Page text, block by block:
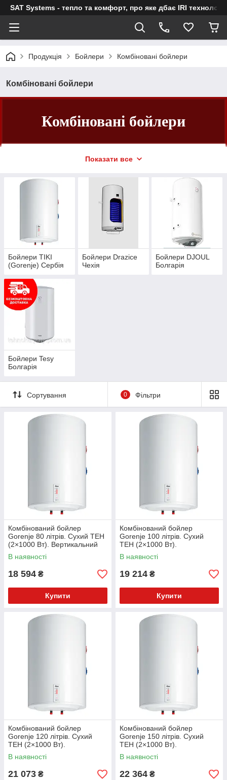
SAT Systems - тепло та комфорт, про яке дбає IRI технологія
Продукція Бойлери Комбіновані бойлери
Комбіновані бойлери
Комбіновані бойлери
Такі моделі необхідні, коли є кілька джерел тепла:
Комбінований бойлер заощаджує електроенергію,
використовуючи тепло від опалювального котла,
якщо его недостатньо, то він може працювати від
електричного ТЕНа. Його обирають за
універсальність і зменшення витрат на гарячу воду.
безкоштовна консультація інженера
Через кошик, за телефоном або
Оплата
Готівка (при отримані товару),
Оплата частинами, ПРОМ-оплата,
на рахунок ФОП, Кредит
Доставка
Нова пошта, кур'єром, самовивіз
Детальніше
А ПОСИЛАННЯМ.
Показати все
Бойлери TIKI
(Gorenje) Сербія
Бойлери Drazice
Чехія
Бойлери DJOUL
Болгарія
Бойлери Tesy
Болгарія
Сортування 0 Фільтри
Комбінований бойлер
Gorenje 80 літрів. Сухий ТЕН
(2×1000 Вт). Вертикальний
монтаж. GBK 80E5 Econ MC
L,R
В наявності
18 594 ₴
Купити
Комбінований бойлер
Gorenje 100 літрів. Сухий
ТЕН (2×1000 Вт).
Вертикальний монтаж. GBK
100E5 Econ MC L,R
В наявності
19 214 ₴
Купити
Комбінований бойлер
Gorenje 120 літрів. Сухий
ТЕН (2×1000 Вт).
Вертикальний монтаж. GBK
120E5 Econ MC L,R
В наявності
21 073 ₴
Комбінований бойлер
Gorenje 150 літрів. Сухий
ТЕН (2×1000 Вт).
Вертикальний монтаж. GBK
150E5 Econ MC L,R
В наявності
22 364 ₴